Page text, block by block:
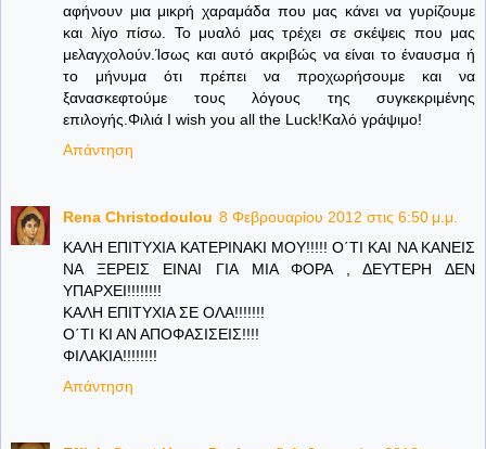
αφήνουν μια μικρή χαραμάδα που μας κάνει να γυρίζουμε
και λίγο πίσω. Το μυαλό μας τρέχει σε σκέψεις που μας
μελαγχολούν.Ίσως και αυτό ακριβώς να είναι το έναυσμα ή
το μήνυμα ότι πρέπει να προχωρήσουμε και να
ξανασκεφτούμε τους λόγους της συγκεκριμένης
επιλογής.Φιλιά I wish you all the Luck!Καλό γράψιμο!
Απάντηση
Rena Christodoulou 8 Φεβρουαρίου 2012 στις 6:50 μ.μ.
ΚΑΛΗ ΕΠΙΤΥΧΙΑ ΚΑΤΕΡΙΝΑΚΙ ΜΟΥ!!!!! Ο΄ΤΙ ΚΑΙ ΝΑ ΚΑΝΕΙΣ
ΝΑ ΞΕΡΕΙΣ ΕΙΝΑΙ ΓΙΑ ΜΙΑ ΦΟΡΑ , ΔΕΥΤΕΡΗ ΔΕΝ
ΥΠΑΡΧΕΙ!!!!!!!!
ΚΑΛΗ ΕΠΙΤΥΧΙΑ ΣΕ ΟΛΑ!!!!!!!
Ο΄ΤΙ ΚΙ ΑΝ ΑΠΟΦΑΣΙΣΕΙΣ!!!!
ΦΙΛΑΚΙΑ!!!!!!!!
Απάντηση